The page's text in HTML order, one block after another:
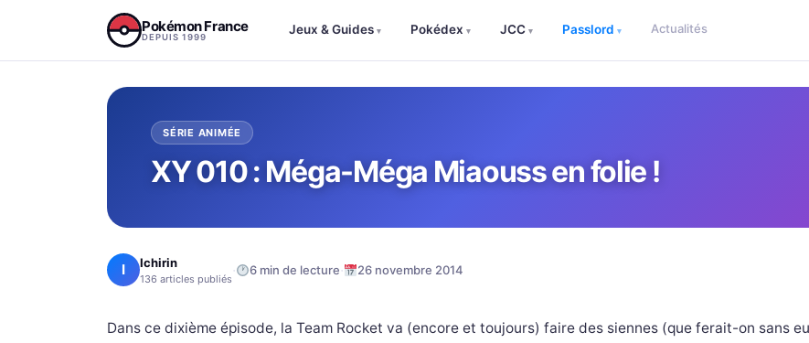
Pokémon France
DEPUIS 1999
Jeux & Guides ▾ Pokédex ▾ JCC ▾ Passlord ▾ Actualités
SÉRIE ANIMÉE
XY 010 : Méga-Méga Miaouss en folie !
I Ichirin
136 articles publiés · 6 min de lecture· 26 novembre 2014
Dans ce dixième épisode, la Team Rocket va (encore et toujours) faire des siennes (que ferait-on sans